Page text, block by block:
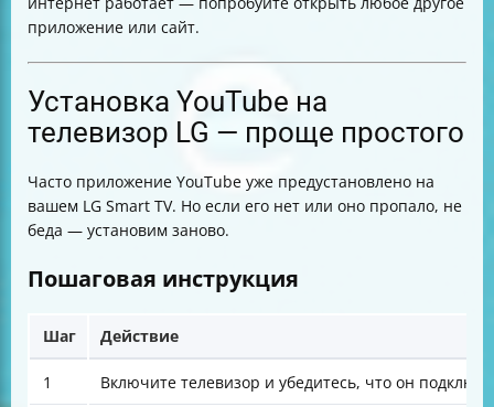
приложение или сайт.
Установка YouTube на
телевизор LG — проще простого
Часто приложение YouTube уже предустановлено на
вашем LG Smart TV. Но если его нет или оно пропало, не
беда — установим заново.
Пошаговая инструкция
Шаг Действие
1 Включите телевизор и убедитесь, что он